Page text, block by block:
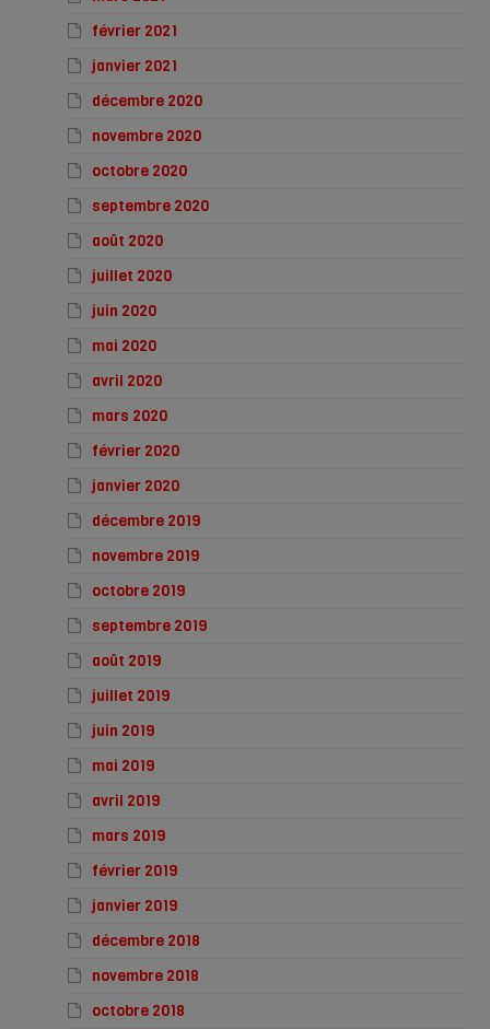
février 2021
janvier 2021
décembre 2020
novembre 2020
octobre 2020
septembre 2020
août 2020
juillet 2020
juin 2020
mai 2020
avril 2020
mars 2020
février 2020
janvier 2020
décembre 2019
novembre 2019
octobre 2019
septembre 2019
août 2019
juillet 2019
juin 2019
mai 2019
avril 2019
mars 2019
février 2019
janvier 2019
décembre 2018
novembre 2018
octobre 2018